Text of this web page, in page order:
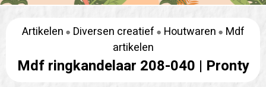
Artikelen Diversen creatief Houtwaren
Mdf
artikelen
Mdf ringkandelaar 208-040 | Pronty